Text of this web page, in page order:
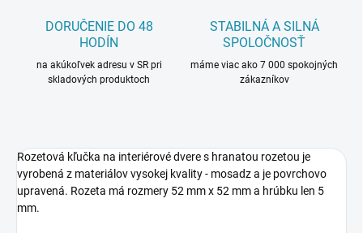
DORUČENIE DO 48
HODÍN
na akúkoľvek adresu v SR pri
skladových produktoch
STABILNÁ A SILNÁ
SPOLOČNOSŤ
máme viac ako 7 000 spokojných
zákazníkov
Rozetová kľučka na interiérové dvere s hranatou rozetou je
vyrobená z materiálov vysokej kvality - mosadz a je povrchovo
upravená. Rozeta má rozmery 52 mm x 52 mm a hrúbku len 5
mm.